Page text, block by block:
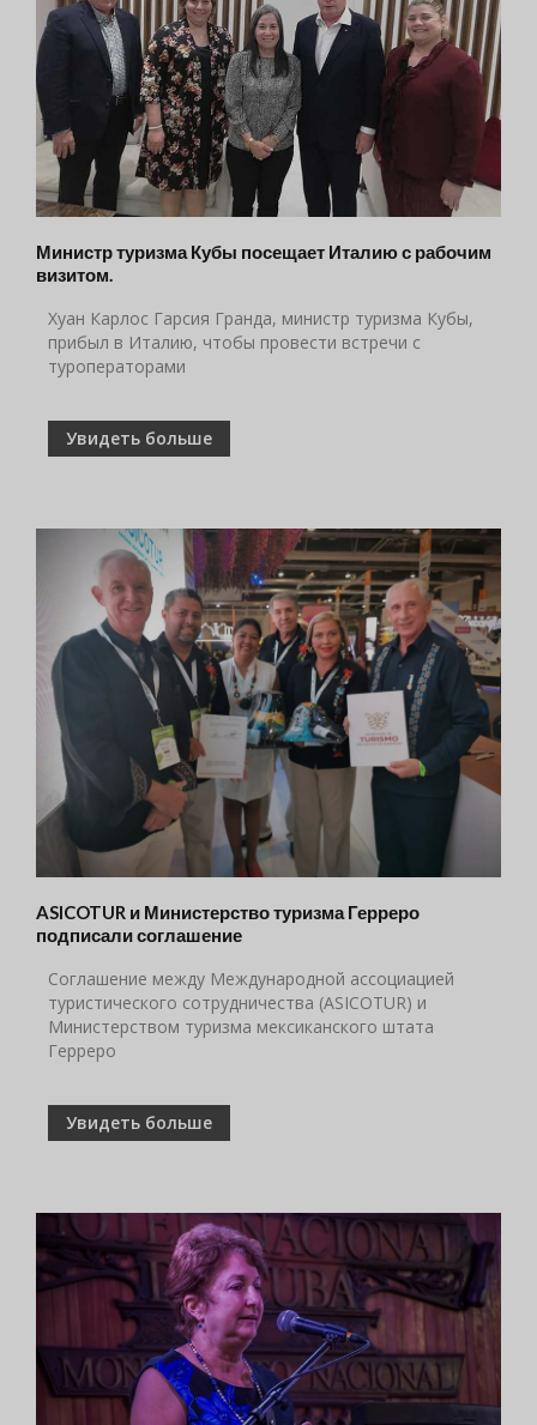
Министр туризма Кубы посещает Италию с рабочим
визитом.
Хуан Карлос Гарсия Гранда, министр туризма Кубы,
прибыл в Италию, чтобы провести встречи с
туроператорами
Увидеть больше
ASICOTUR и Министерство туризма Герреро
подписали соглашение
Соглашение между Международной ассоциацией
туристического сотрудничества (ASICOTUR) и
Министерством туризма мексиканского штата
Герреро
Увидеть больше